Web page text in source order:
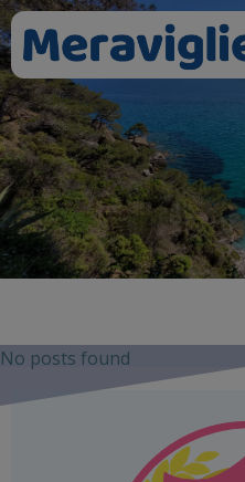
No posts found